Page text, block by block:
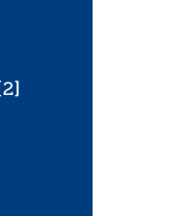
[2]